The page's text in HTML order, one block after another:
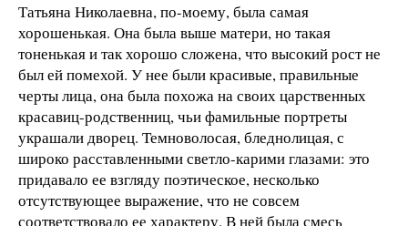
Татьяна Николаевна, по-моему, была самая
хорошенькая. Она была выше матери, но такая
тоненькая и так хорошо сложена, что высокий рост не
был ей помехой. У нее были красивые, правильные
черты лица, она была похожа на своих царственных
красавиц-родственниц, чьи фамильные портреты
украшали дворец. Темноволосая, бледнолицая, с
широко расставленными светло-карими глазами: это
придавало ее взгляду поэтическое, несколько
отсутствующее выражение, что не совсем
соответствовало ее характеру. В ней была смесь